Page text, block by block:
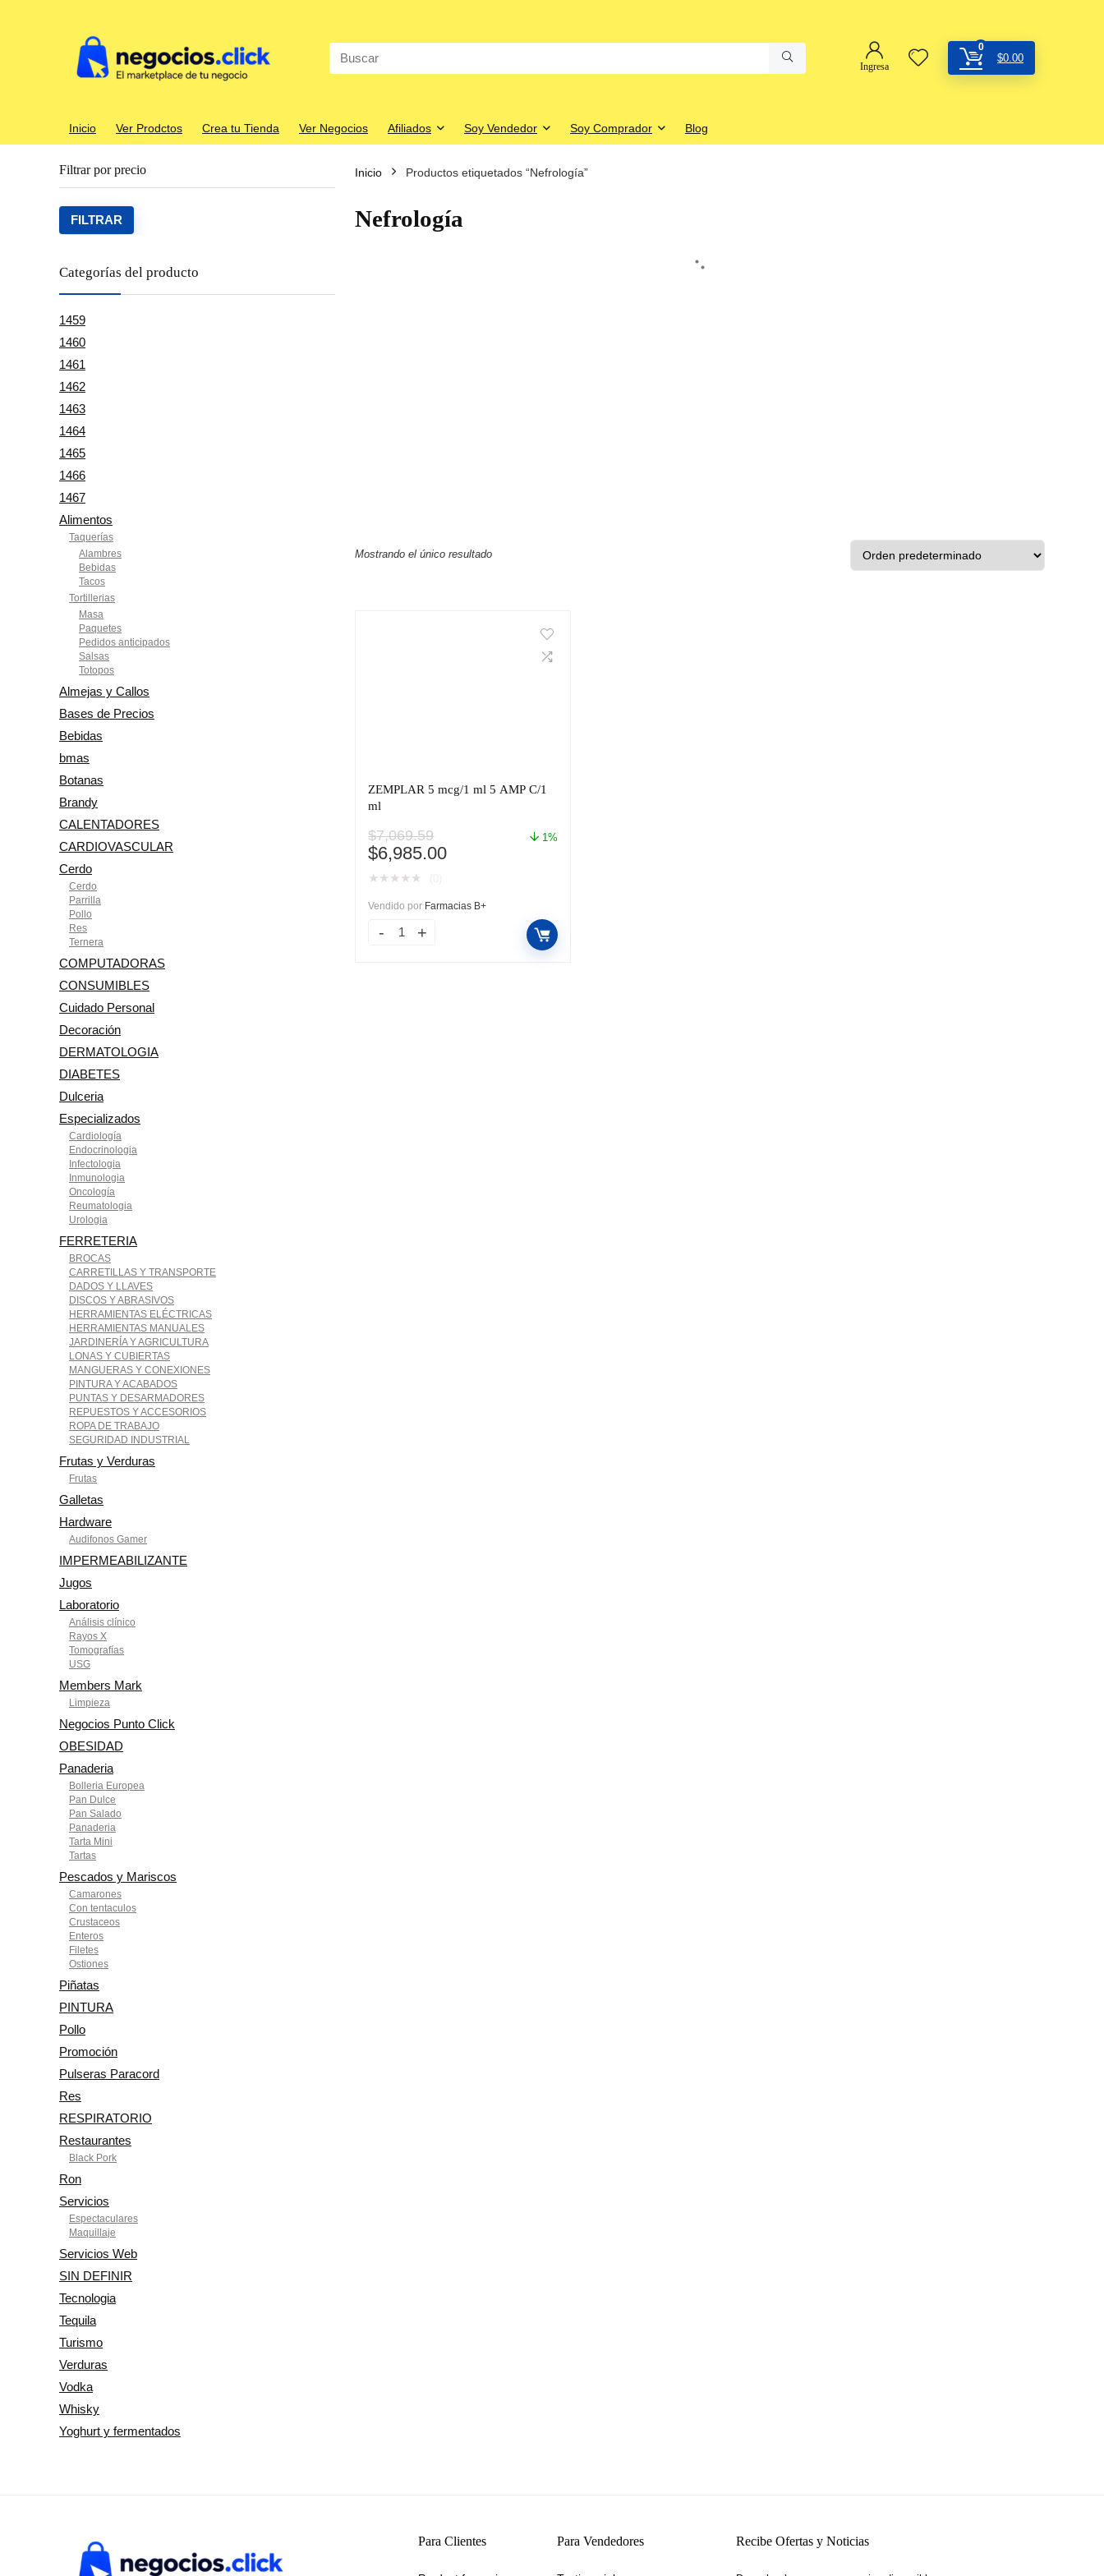
Search
for:
Ingresa
0
$0.00
Inicio Ver Prodctos Crea tu Tienda Ver Negocios Afiliados Soy Vendedor Soy Comprador Blog
Filtrar por precio
Precio
Precio
FILTRAR
Categorías del producto
1459
1460
1461
1462
1463
1464
1465
1466
1467
Alimentos
Taquerías
Alambres
Bebidas
Tacos
Tortillerias
Masa
Paquetes
Pedidos anticipados
Salsas
Totopos
Almejas y Callos
Bases de Precios
Bebidas
bmas
Botanas
Brandy
CALENTADORES
CARDIOVASCULAR
Cerdo
Cerdo
Parrilla
Pollo
Res
Ternera
COMPUTADORAS
CONSUMIBLES
Cuidado Personal
Decoración
DERMATOLOGIA
DIABETES
Dulceria
Especializados
Cardiología
Endocrinologia
Infectologia
Inmunologia
Oncología
Reumatologia
Urologia
FERRETERIA
BROCAS
CARRETILLAS Y TRANSPORTE
DADOS Y LLAVES
DISCOS Y ABRASIVOS
HERRAMIENTAS ELÉCTRICAS
HERRAMIENTAS MANUALES
JARDINERÍA Y AGRICULTURA
LONAS Y CUBIERTAS
MANGUERAS Y CONEXIONES
PINTURA Y ACABADOS
PUNTAS Y DESARMADORES
REPUESTOS Y ACCESORIOS
ROPA DE TRABAJO
SEGURIDAD INDUSTRIAL
Frutas y Verduras
Frutas
Galletas
Hardware
Audifonos Gamer
IMPERMEABILIZANTE
Jugos
Laboratorio
Análisis clínico
Rayos X
Tomografías
USG
Members Mark
Limpieza
Negocios Punto Click
OBESIDAD
Panaderia
Bolleria Europea
Pan Dulce
Pan Salado
Panaderia
Tarta Mini
Tartas
Pescados y Mariscos
Camarones
Con tentaculos
Crustaceos
Enteros
Filetes
Ostiones
Piñatas
PINTURA
Pollo
Promoción
Pulseras Paracord
Res
RESPIRATORIO
Restaurantes
Black Pork
Ron
Servicios
Espectaculares
Maquillaje
Servicios Web
SIN DEFINIR
Tecnologia
Tequila
Turismo
Verduras
Vodka
Whisky
Yoghurt y fermentados
Inicio Productos etiquetados “Nefrología”
Nefrología
Mostrando el único resultado
ZEMPLAR 5 mcg/1 ml 5 AMP C/1
ml
$7,069.59
El
precio
original
era:
$7,069.59.
$6,985.00El
es:
$6,985.00.
1%
★ ★ ★ ★ ★
Vendido por Farmacias B+
ZEMPLAR
Para Clientes Para Vendedores Recibe Ofertas y Noticias